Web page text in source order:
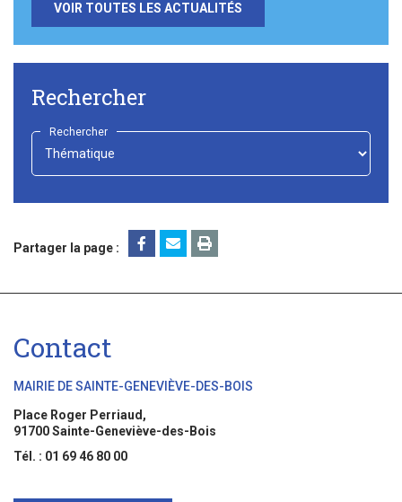
VOIR TOUTES LES ACTUALITÉS
Rechercher
Rechercher
Choisir
Partager la page :
Contact
MAIRIE DE SAINTE-GENEVIÈVE-DES-BOIS
Place Roger Perriaud,
91700 Sainte-Geneviève-des-Bois
Tél. : 01 69 46 80 00